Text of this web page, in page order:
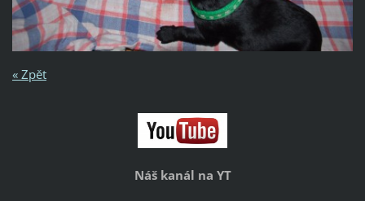
« Zpět
Náš kanál na YT